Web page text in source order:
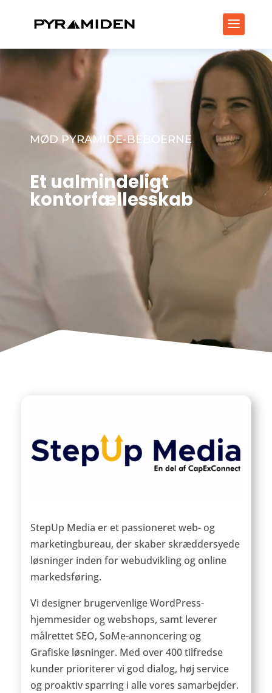
MØD PYRAMIDE-BEBOERNE
Et ualmindeligt
kontorfællesskab
StepUp Media er et passioneret web- og
marketingbureau, der skaber skræddersyede
løsninger inden for webudvikling og online
markedsføring.
Vi designer brugervenlige WordPress-
hjemmesider og webshops, samt leverer
målrettet SEO, SoMe-annoncering og
Grafiske løsninger. Med over 400 tilfredse
kunder prioriterer vi god dialog, høj service
og proaktiv sparring i alle vores samarbejder.